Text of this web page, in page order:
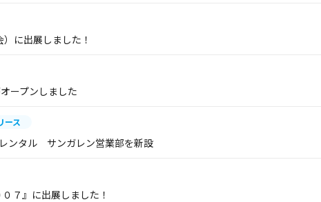
に出展しました！
ープンしました
ース
ンタル サンガレン営業部を新設
７』に出展しました！